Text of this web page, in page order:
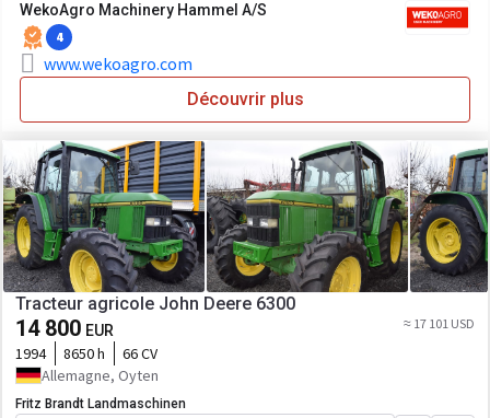
WekoAgro Machinery Hammel A/S
4
www.wekoagro.com
Découvrir plus
Tracteur agricole John Deere 6300
14 800 EUR ≈ 17 101 USD
1994 8650 h
66 CV
Allemagne, Oyten
Fritz Brandt Landmaschinen